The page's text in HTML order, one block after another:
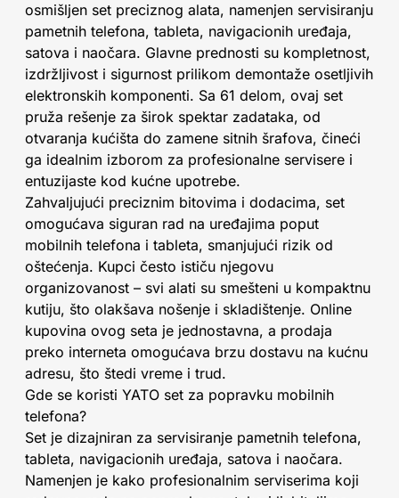
osmišljen set preciznog alata, namenjen servisiranju
pametnih telefona, tableta, navigacionih uređaja,
satova i naočara. Glavne prednosti su kompletnost,
izdržljivost i sigurnost prilikom demontaže osetljivih
elektronskih komponenti. Sa 61 delom, ovaj set
pruža rešenje za širok spektar zadataka, od
otvaranja kućišta do zamene sitnih šrafova, čineći
ga idealnim izborom za profesionalne servisere i
entuzijaste kod kućne upotrebe.
Zahvaljujući preciznim bitovima i dodacima, set
omogućava siguran rad na uređajima poput
mobilnih telefona i tableta, smanjujući rizik od
oštećenja. Kupci često ističu njegovu
organizovanost – svi alati su smešteni u kompaktnu
kutiju, što olakšava nošenje i skladištenje. Online
kupovina ovog seta je jednostavna, a prodaja
preko interneta omogućava brzu dostavu na kućnu
adresu, što štedi vreme i trud.
Gde se koristi YATO set za popravku mobilnih
telefona?
Set je dizajniran za servisiranje pametnih telefona,
tableta, navigacionih uređaja, satova i naočara.
Namenjen je kako profesionalnim serviserima koji